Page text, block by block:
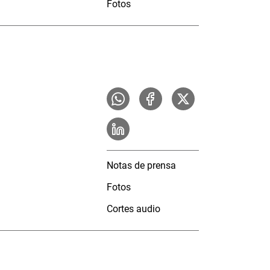
Fotos
Notas de prensa
Fotos
Cortes audio